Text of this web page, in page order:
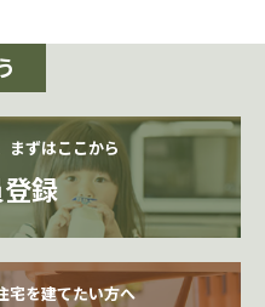
まずはここから
録
宅を建てたい方へ